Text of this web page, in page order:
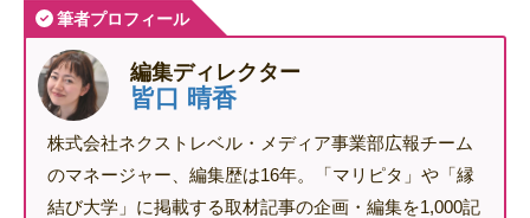
筆者プロフィール
編集ディレクター
皆口 晴香
株式会社ネクストレベル・メディア事業部広報チーム
のマネージャー、編集歴は16年。「マリピタ」や「縁
結び大学」に掲載する取材記事の企画・編集を1,000記